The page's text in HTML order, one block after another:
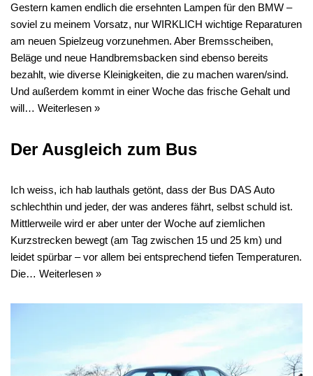
Gestern kamen endlich die ersehnten Lampen für den BMW –
soviel zu meinem Vorsatz, nur WIRKLICH wichtige Reparaturen
am neuen Spielzeug vorzunehmen. Aber Bremsscheiben,
Beläge und neue Handbremsbacken sind ebenso bereits
bezahlt, wie diverse Kleinigkeiten, die zu machen waren/sind.
Und außerdem kommt in einer Woche das frische Gehalt und
will… Weiterlesen »
Der Ausgleich zum Bus
Ich weiss, ich hab lauthals getönt, dass der Bus DAS Auto
schlechthin und jeder, der was anderes fährt, selbst schuld ist.
Mittlerweile wird er aber unter der Woche auf ziemlichen
Kurzstrecken bewegt (am Tag zwischen 15 und 25 km) und
leidet spürbar – vor allem bei entsprechend tiefen Temperaturen.
Die… Weiterlesen »